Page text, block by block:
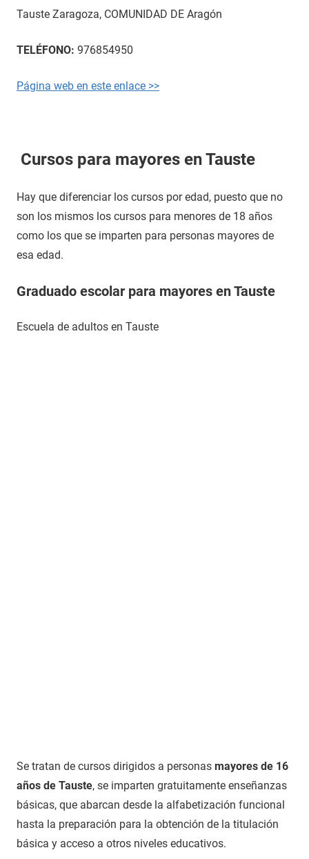
Tauste Zaragoza, COMUNIDAD DE Aragón
TELÉFONO: 976854950
Página web en este enlace >>
Cursos para mayores en Tauste
Hay que diferenciar los cursos por edad, puesto que no
son los mismos los cursos para menores de 18 años
como los que se imparten para personas mayores de
esa edad.
Graduado escolar para mayores en Tauste
Escuela de adultos en Tauste
Se tratan de cursos dirigidos a personas mayores de 16
años de Tauste, se imparten gratuitamente enseñanzas
básicas, que abarcan desde la alfabetización funcional
hasta la preparación para la obtención de la titulación
básica y acceso a otros niveles educativos.